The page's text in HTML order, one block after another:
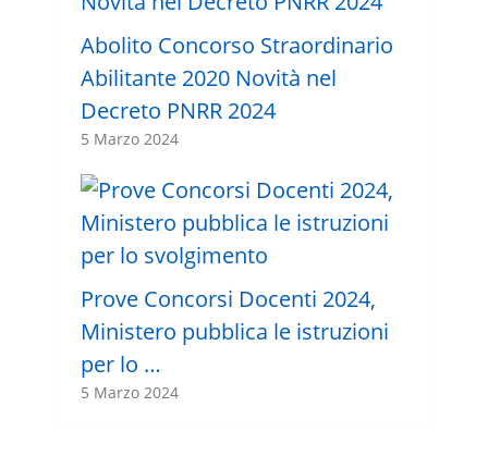
Abolito Concorso Straordinario
Abilitante 2020 Novità nel
Decreto PNRR 2024
5 Marzo 2024
Prove Concorsi Docenti 2024,
Ministero pubblica le istruzioni
per lo …
5 Marzo 2024